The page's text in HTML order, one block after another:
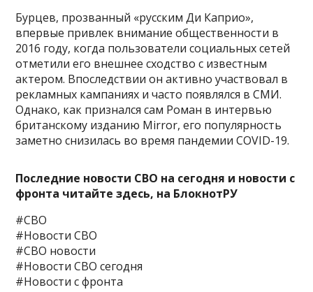
Бурцев, прозванный «русским Ди Каприо»,
впервые привлек внимание общественности в
2016 году, когда пользователи социальных сетей
отметили его внешнее сходство с известным
актером. Впоследствии он активно участвовал в
рекламных кампаниях и часто появлялся в СМИ.
Однако, как признался сам Роман в интервью
британскому изданию Mirror, его популярность
заметно снизилась во время пандемии COVID-19.
Последние новости СВО на сегодня и новости с
фронта читайте здесь, на БлокнотРУ
#СВО
#Новости СВО
#СВО новости
#Новости СВО сегодня
#Новости с фронта